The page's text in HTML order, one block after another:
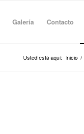
Galería Contacto
Usted está aquí: Inicio /